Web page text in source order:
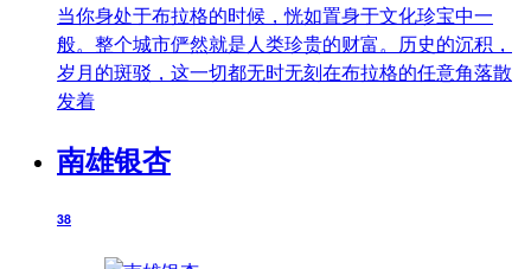
当你身处于布拉格的时候，恍如置身于文化珍宝中一
般。整个城市俨然就是人类珍贵的财富。历史的沉积，
岁月的斑驳，这一切都无时无刻在布拉格的任意角落散
发着
南雄银杏
38